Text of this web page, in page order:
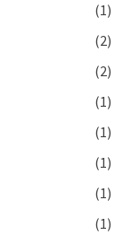
(1)
(2)
(2)
(1)
(1)
(1)
(1)
(1)